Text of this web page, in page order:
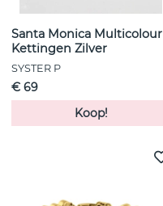
Santa Monica Multicolour
Kettingen Zilver
SYSTER P
€ 69
Koop!